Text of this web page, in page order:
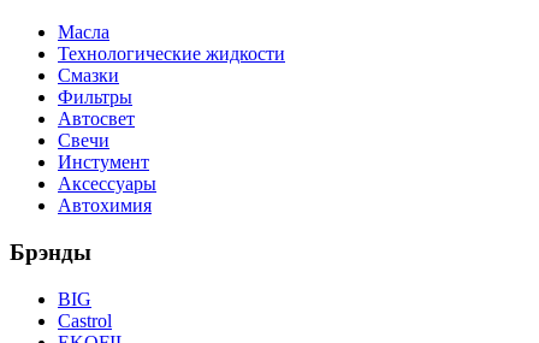
Масла
Технологические жидкости
Смазки
Фильтры
Автосвет
Свечи
Инстумент
Аксессуары
Автохимия
Брэнды
BIG
Castrol